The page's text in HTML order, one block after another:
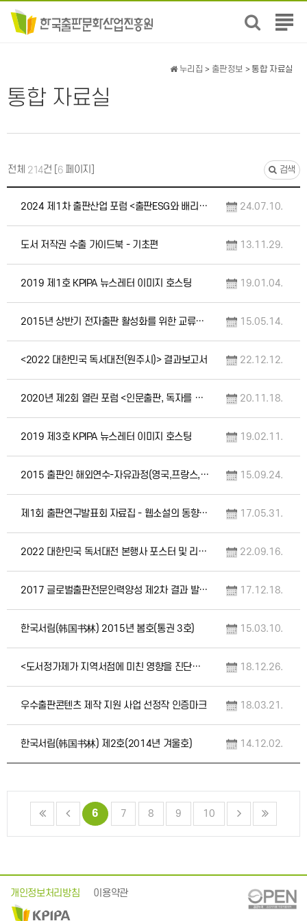
전
뉴
통합 자료실
누리집 > 출판정보 > 통합 자료실
전체 214건 [ 6페이지] 검색
2024 제1차 출판산업 포럼 <출판ESG와 배리어프리> 자료집 24.07.10.
도서 저작권 수출 가이드북 - 기초편 13.11.29.
2019 제1호 KPIPA 뉴스레터 이미지 호스팅 19.01.04.
2015년 상반기 전자출판 활성화를 위한 교류회 발표자료 15.05.14.
<2022 대한민국 독서대전(원주시)> 결과보고서 22.12.12.
2020년 제2회 열린 포럼 <인문출판, 독자를 만나다> 자료집 20.11.18.
2019 제3호 KPIPA 뉴스레터 이미지 호스팅 19.02.11.
2015 출판인 해외연수-자유과정(영국,프랑스,미국) 연수 보고서 발간 15.09.24.
제1회 출판연구발표회 자료집 - 웹소설의 동향과 전망 17.05.31.
2022 대한민국 독서대전 본행사 포스터 및 리플렛 22.09.16.
2017 글로벌출판전문인력양성 제2차 결과 발표회 자료집 17.12.18.
한국서림(韩国书林) 2015년 봄호(통권 3호) 15.03.10.
<도서정가제가 지역서점에 미친 영향을 진단하기 위한 열린 토론회> 자료집 18.12.26.
우수출판콘텐츠 제작 지원 사업 선정작 인증마크 18.03.21.
한국서림(韩国书林) 제2호(2014년 겨울호) 14.12.02.
6 7 8 9 10
개인정보처리방침 이용약관